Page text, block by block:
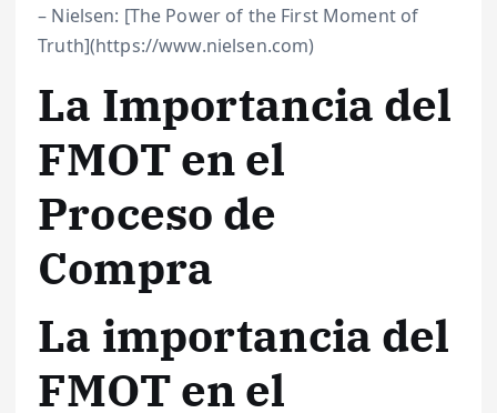
– Nielsen: [The Power of the First Moment of
Truth](https://www.nielsen.com)
La Importancia del
FMOT en el
Proceso de
Compra
La importancia del
FMOT en el